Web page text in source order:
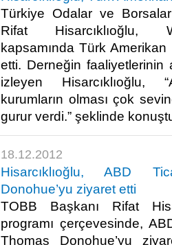
Türkiye Odalar ve
Rifat Hisarcıklıoğlu,
kapsamında Türk
etti. Derneğin faaliyetlerinin
izleyen Hisarcıklıoğlu,
kurumların olması çok
gurur verdi.” şeklinde
18.12.2012
Hisarcıklıoğlu, ABD
Donohue’yu ziyaret etti
TOBB Başkanı Rifat
programı çerçevesinde,
Thomas Donohue’yu